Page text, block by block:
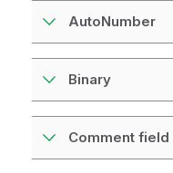
AutoNumber
Binary
Comment field